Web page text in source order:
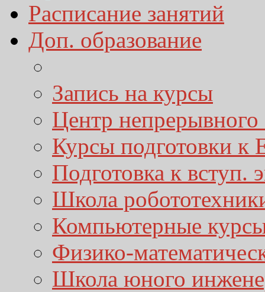
Расписание занятий
Доп. образование
Запись на курсы
Центр непрерывного
Курсы подготовки
Подготовка к вступ.
Школа
Компьютерные
Физико-
Школа юного